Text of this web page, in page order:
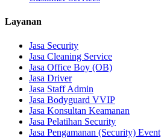
Layanan
Jasa Security
Jasa Cleaning Service
Jasa Office Boy (OB)
Jasa Driver
Jasa Staff Admin
Jasa Bodyguard VVIP
Jasa Konsultan Keamanan
Jasa Pelatihan Security
Jasa Pengamanan (Security) Event